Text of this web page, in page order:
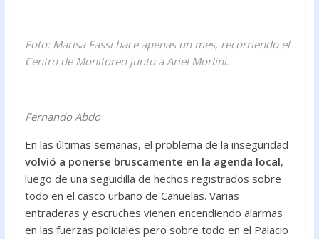
Foto: Marisa Fassi hace apenas un mes, recorriendo el
Centro de Monitoreo junto a Ariel Morlini.
Fernando Abdo
En las últimas semanas, el problema de la inseguridad
volvió a ponerse bruscamente en la agenda local,
luego de una seguidilla de hechos registrados sobre
todo en el casco urbano de Cañuelas. Varias
entraderas y escruches vienen encendiendo alarmas
en las fuerzas policiales pero sobre todo en el Palacio